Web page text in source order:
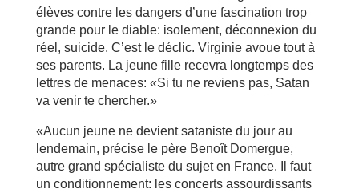
élèves contre les dangers d’une fascination trop
grande pour le diable: isolement, déconnexion du
réel, suicide. C’est le déclic. Virginie avoue tout à
ses parents. La jeune fille recevra longtemps des
lettres de menaces: «Si tu ne reviens pas, Satan
va venir te chercher.»
«Aucun jeune ne devient sataniste du jour au
lendemain, précise le père Benoît Domergue,
autre grand spécialiste du sujet en France. Il faut
un conditionnement: les concerts assourdissants